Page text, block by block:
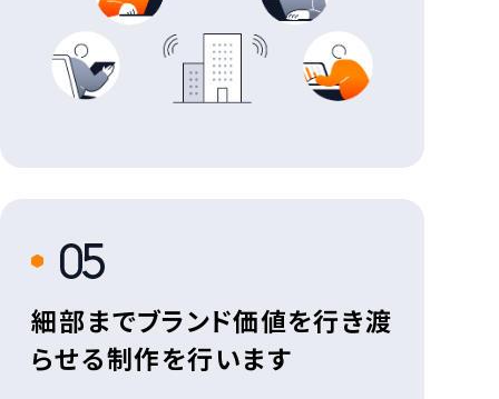
5
細部までブランド価値を行き渡
らせる制作を行います